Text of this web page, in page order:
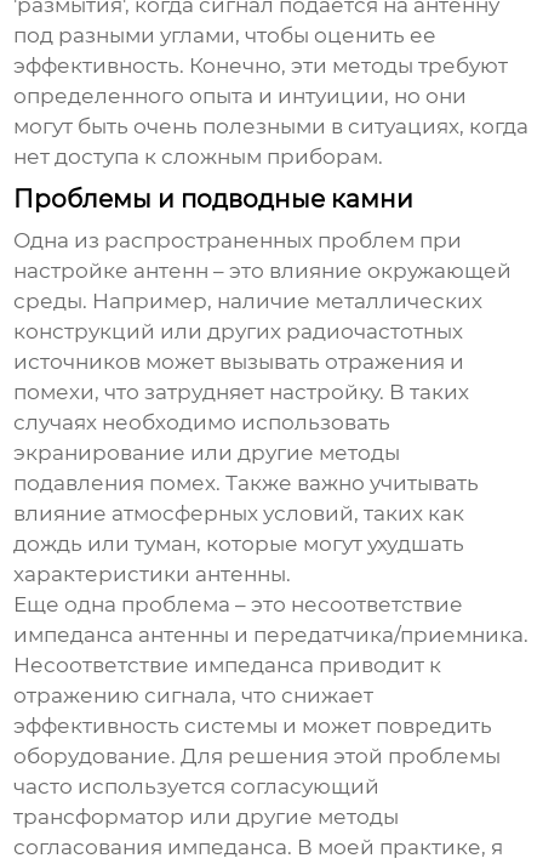
'размытия', когда сигнал подается на антенну
под разными углами, чтобы оценить ее
эффективность. Конечно, эти методы требуют
определенного опыта и интуиции, но они
могут быть очень полезными в ситуациях, когда
нет доступа к сложным приборам.
Проблемы и подводные камни
Одна из распространенных проблем при
настройке антенн – это влияние окружающей
среды. Например, наличие металлических
конструкций или других радиочастотных
источников может вызывать отражения и
помехи, что затрудняет настройку. В таких
случаях необходимо использовать
экранирование или другие методы
подавления помех. Также важно учитывать
влияние атмосферных условий, таких как
дождь или туман, которые могут ухудшать
характеристики антенны.
Еще одна проблема – это несоответствие
импеданса антенны и передатчика/приемника.
Несоответствие импеданса приводит к
отражению сигнала, что снижает
эффективность системы и может повредить
оборудование. Для решения этой проблемы
часто используется согласующий
трансформатор или другие методы
согласования импеданса. В моей практике, я